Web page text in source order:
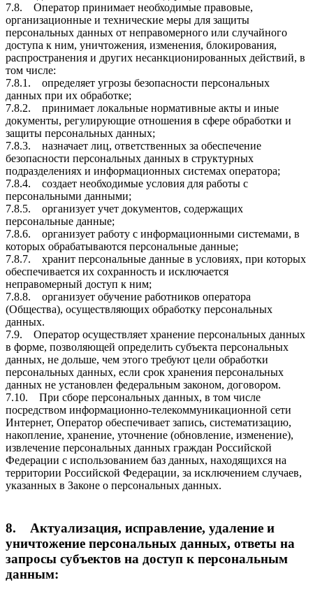
7.8. Оператор принимает необходимые правовые,
организационные и технические меры для защиты
персональных данных от неправомерного или случайного
доступа к ним, уничтожения, изменения, блокирования,
распространения и других несанкционированных действий, в
том числе:
7.8.1. определяет угрозы безопасности персональных
данных при их обработке;
7.8.2. принимает локальные нормативные акты и иные
документы, регулирующие отношения в сфере обработки и
защиты персональных данных;
7.8.3. назначает лиц, ответственных за обеспечение
безопасности персональных данных в структурных
подразделениях и информационных системах оператора;
7.8.4. создает необходимые условия для работы с
персональными данными;
7.8.5. организует учет документов, содержащих
персональные данные;
7.8.6. организует работу с информационными системами, в
которых обрабатываются персональные данные;
7.8.7. хранит персональные данные в условиях, при которых
обеспечивается их сохранность и исключается
неправомерный доступ к ним;
7.8.8. организует обучение работников оператора
(Общества), осуществляющих обработку персональных
данных.
7.9. Оператор осуществляет хранение персональных данных
в форме, позволяющей определить субъекта персональных
данных, не дольше, чем этого требуют цели обработки
персональных данных, если срок хранения персональных
данных не установлен федеральным законом, договором.
7.10. При сборе персональных данных, в том числе
посредством информационно-телекоммуникационной сети
Интернет, Оператор обеспечивает запись, систематизацию,
накопление, хранение, уточнение (обновление, изменение),
извлечение персональных данных граждан Российской
Федерации с использованием баз данных, находящихся на
территории Российской Федерации, за исключением случаев,
указанных в Законе о персональных данных.
8. Актуализация, исправление, удаление и
уничтожение персональных данных, ответы на
запросы субъектов на доступ к персональным
данным: